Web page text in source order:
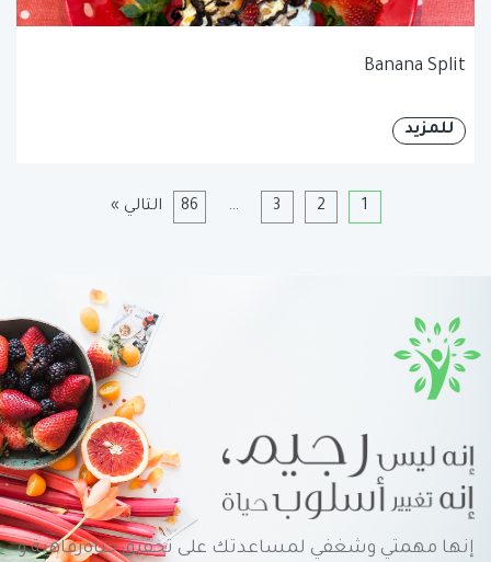
Banana Split
للمزيد
1
2
3
…
86 التالي »
إنها مهمتي وشغفي لمساعدتك على تحقيق حياةرفاهية و